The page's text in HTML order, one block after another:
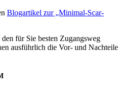
Blogartikel zur „Minimal-Scar-
für Sie besten Zugangsweg
ausführlich die Vor- und Nachteile